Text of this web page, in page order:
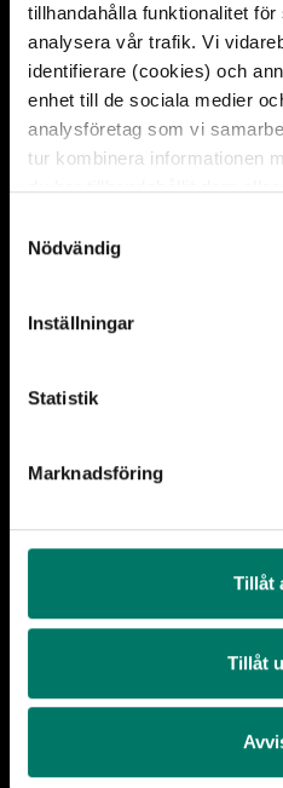
tillhandahålla funktionalitet
analysera vår trafik. Vi
identifierare (cookies) och
enhet till de sociala medier
analysföretag som vi
tur kombinera informationen
du har tillhandahållit dem
sidancookies
Nödvändig
Inställningar
Statistik
Marknadsföring
Tillåt
Tillåt
Köp entrébiljett
Senast
Kontakt
E-post:
Mer kontaktinformation
Rälsgatan 1,Gävle
Webbplatsen